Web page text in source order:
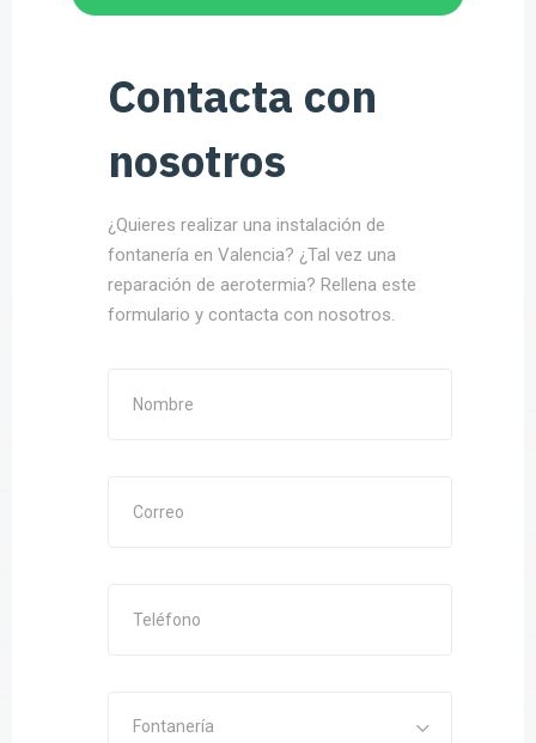
Contacta con
nosotros
¿Quieres realizar una instalación de
fontanería en Valencia? ¿Tal vez una
reparación de aerotermia? Rellena este
formulario y contacta con nosotros.
Fontanería